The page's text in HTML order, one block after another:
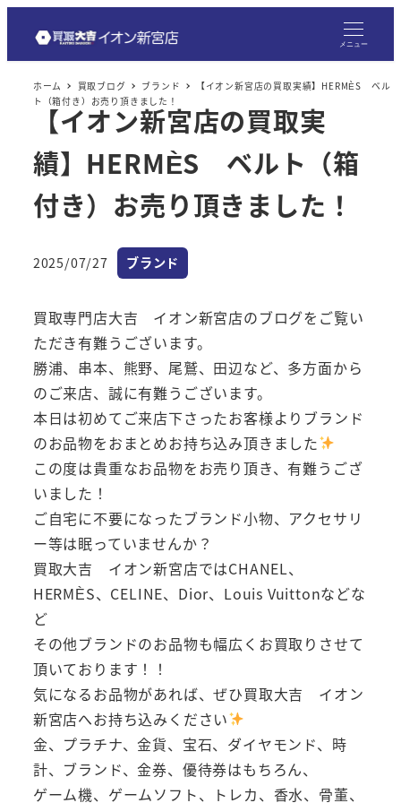
メニュー
ホーム 買取ブログ ブランド
【イオン新宮店の買取実績】HERMÈS ベル
ト（箱付き）お売り頂きました！
【イオン新宮店の買取実
績】HERMÈS ベルト（箱
付き）お売り頂きました！
投稿日
2025/07/27 カテゴリー
ブランド
買取専門店大吉 イオン新宮店のブログをご覧い
ただき有難うございます。
勝浦、串本、熊野、尾鷲、田辺など、多方面から
のご来店、誠に有難うございます。
本日は初めてご来店下さったお客様よりブランド
のお品物をおまとめお持ち込み頂きました
この度は貴重なお品物をお売り頂き、有難うござ
いました！
ご自宅に不要になったブランド小物、アクセサリ
ー等は眠っていませんか？
買取大吉 イオン新宮店ではCHANEL、
HERMÈS、CELINE、Dior、Louis Vuittonなどな
ど
その他ブランドのお品物も幅広くお買取りさせて
頂いております！！
気になるお品物があれば、ぜひ買取大吉 イオン
新宮店へお持ち込みください
金、プラチナ、金貨、宝石、ダイヤモンド、時
計、ブランド、金券、優待券はもちろん、
ゲーム機、ゲームソフト、トレカ、香水、骨董、